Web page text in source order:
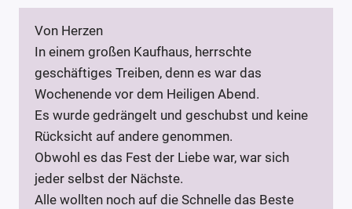
Von Herzen
In einem großen Kaufhaus, herrschte
geschäftiges Treiben, denn es war das
Wochenende vor dem Heiligen Abend.
Es wurde gedrängelt und geschubst und keine
Rücksicht auf andere genommen.
Obwohl es das Fest der Liebe war, war sich
jeder selbst der Nächste.
Alle wollten noch auf die Schnelle das Beste